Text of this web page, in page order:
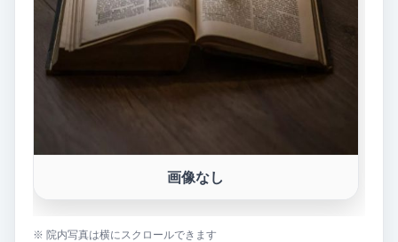
画像なし
※ 院内写真は横にスクロールできます